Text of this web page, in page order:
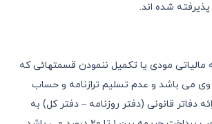
پذیرفته شده اند.
مالیاتی مودی یا تکمیل ننمودن قسمتهائی که
می باشد و عدم تسلیم ترازنامه و حساب
دفاتر قانونی (دفتر روزنامه – دفتر کل) به